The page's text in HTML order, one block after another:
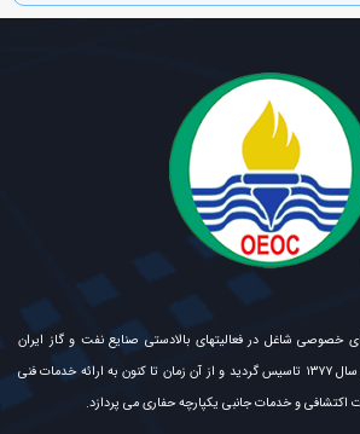
خصوصی شاغل در فعالیتهای بالادستی صنایع نفت و گاز ایران
شناخته می شود. این شرکت در سال ۱۳۷۷ تاسیس گردید و از آن زمان تا کنون به ارائه خدمات فنی
اکتشافی و خدمات جانبی یکپارچه حفاری می پردازد.